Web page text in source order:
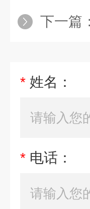
下一篇：
* 姓名：
* 电话：